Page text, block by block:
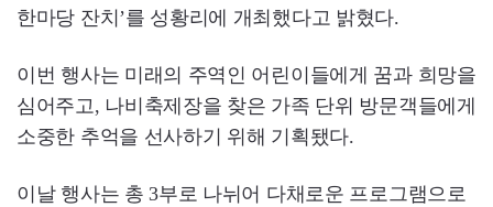
한마당 잔치’를 성황리에 개최했다고 밝혔다.
이번 행사는 미래의 주역인 어린이들에게 꿈과 희망을
심어주고, 나비축제장을 찾은 가족 단위 방문객들에게
소중한 추억을 선사하기 위해 기획됐다.
이날 행사는 총 3부로 나뉘어 다채로운 프로그램으로